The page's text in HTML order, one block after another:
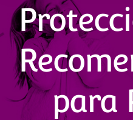
para